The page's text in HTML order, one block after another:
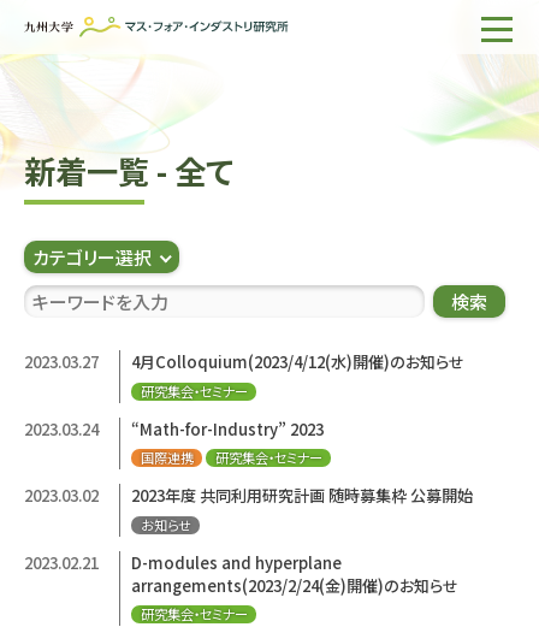
ホーム
IMIについて
組織・所員
研究活動
企業の方へ
サイト内検索
新着一覧 - 全て
カテゴリー選択
検索
2023.03.27 4月Colloquium(2023/4/12(水)開催)のお知らせ
研究集会・セミナー
2023.03.24 “Math-for-Industry” 2023
国際連携 研究集会・セミナー
2023.03.02 2023年度 共同利用研究計画 随時募集枠 公募開始
お知らせ
2023.02.21
D-modules and hyperplane
arrangements(2023/2/24(金)開催)のお知らせ
研究集会・セミナー